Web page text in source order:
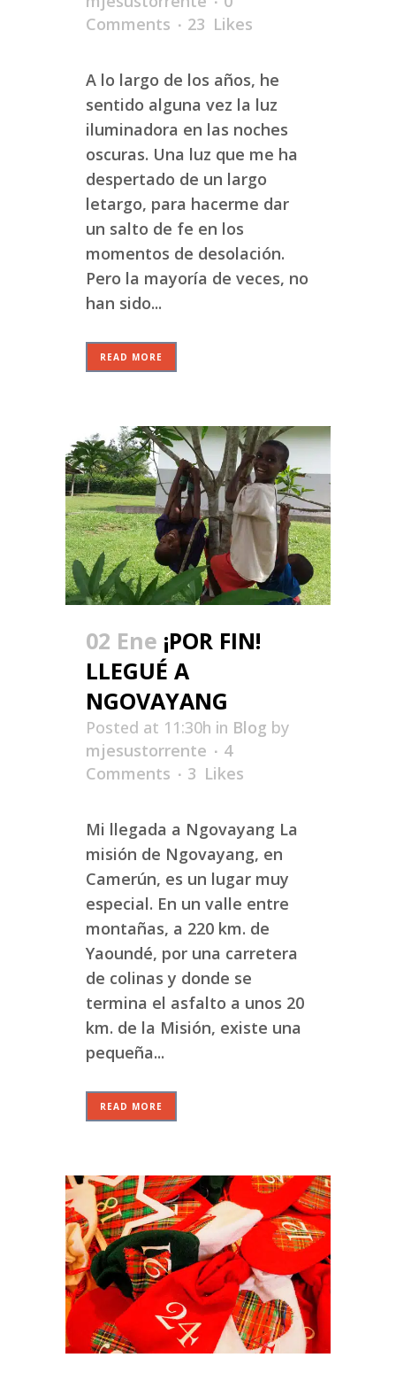
Comments
23 Likes
A lo largo de los años, he
sentido alguna vez la luz
iluminadora en las noches
oscuras. Una luz que me ha
despertado de un largo
letargo, para hacerme dar
un salto de fe en los
momentos de desolación.
Pero la mayoría de veces, no
han sido...
READ MORE
02 Ene ¡POR FIN!
LLEGUÉ A
NGOVAYANG
Posted at 11:30h in Blog by
mjesustorrente
4
Comments
3 Likes
Mi llegada a Ngovayang La
misión de Ngovayang, en
Camerún, es un lugar muy
especial. En un valle entre
montañas, a 220 km. de
Yaoundé, por una carretera
de colinas y donde se
termina el asfalto a unos 20
km. de la Misión, existe una
pequeña...
READ MORE